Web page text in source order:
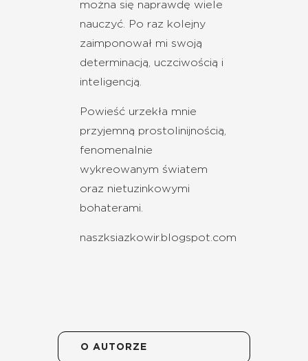
można się naprawdę wiele
nauczyć. Po raz kolejny
zaimponował mi swoją
determinacją, uczciwością i
inteligencją.
Powieść urzekła mnie
przyjemną prostolinijnością,
fenomenalnie
wykreowanym światem
oraz nietuzinkowymi
bohaterami.
naszksiazkowir.blogspot.com
O AUTORZE